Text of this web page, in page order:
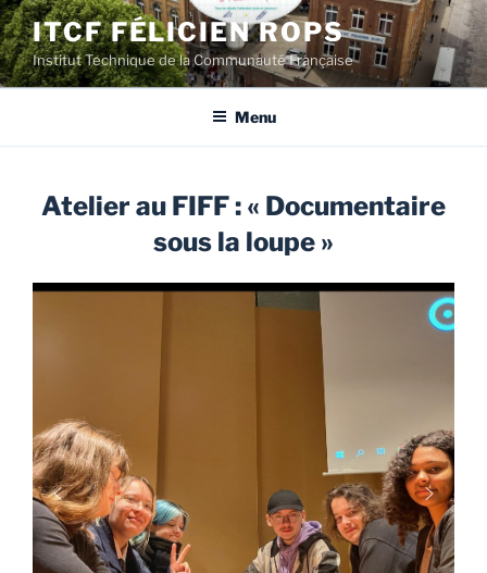
Aller
au
contenu
principal
ITCF FÉLICIEN ROPS
Institut Technique de la Communauté Française
Menu
Atelier au FIFF : « Documentaire
sous la loupe »